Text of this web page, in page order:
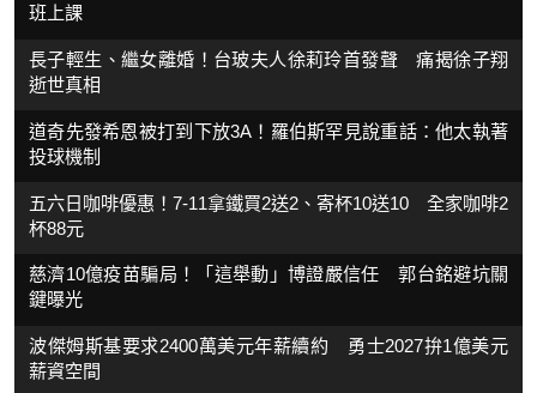
班上課
長子輕生、繼女離婚！台玻夫人徐莉玲首發聲 痛揭徐子翔
逝世真相
道奇先發希恩被打到下放3A！羅伯斯罕見說重話：他太執著
投球機制
五六日咖啡優惠！7-11拿鐵買2送2、寄杯10送10 全家咖啡2
杯88元
慈濟10億疫苗騙局！「這舉動」博證嚴信任 郭台銘避坑關
鍵曝光
波傑姆斯基要求2400萬美元年薪續約 勇士2027拚1億美元
薪資空間